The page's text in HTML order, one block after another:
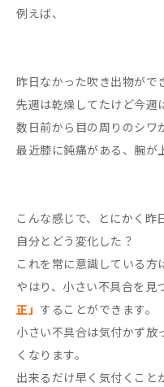
例えば、
昨日なかった吹き出物がで
先週は乾燥してたけど今週
数日前から目の周りのシワ
最近膝に鈍痛がある、腕
こんな感じで、とにかく昨
自分とどう変化した？
これを常に意識している方
やはり、小さい不具合を見
正」 することができます。
小さい不具合は気付かず放
くなります。
出来るだけ早く気付くこと